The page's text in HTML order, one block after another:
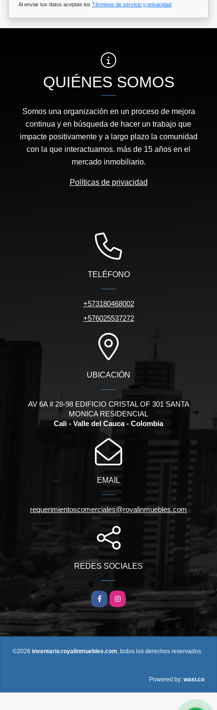
Al enviar tus datos aceptas los Términos de servicio y privacidad
QUIÉNES SOMOS
Somos una organización en un proceso de mejora
continua y en búsqueda de hacer un trabajo que
impacte positivamente y a largo plazo la comunidad
con la que interactuamos. más de 15 años en el
mercado inmobiliario.
Políticas de privacidad
TELÉFONO
+573180468002
+576025537272
UBICACIÓN
AV 6A # 28-98 EDIFICIO CRISTAL OF 301 SANTA
MONICA RESIDENCIAL
Cali - Valle del Cauca - Colombia
EMAIL
requerimientoscomerciales@royalinmuebles.com
REDES SOCIALES
FacebookInstagram
©2026 inventario.royalinmuebles.com, todos los derechos reservados.
Powered by: wasi.co